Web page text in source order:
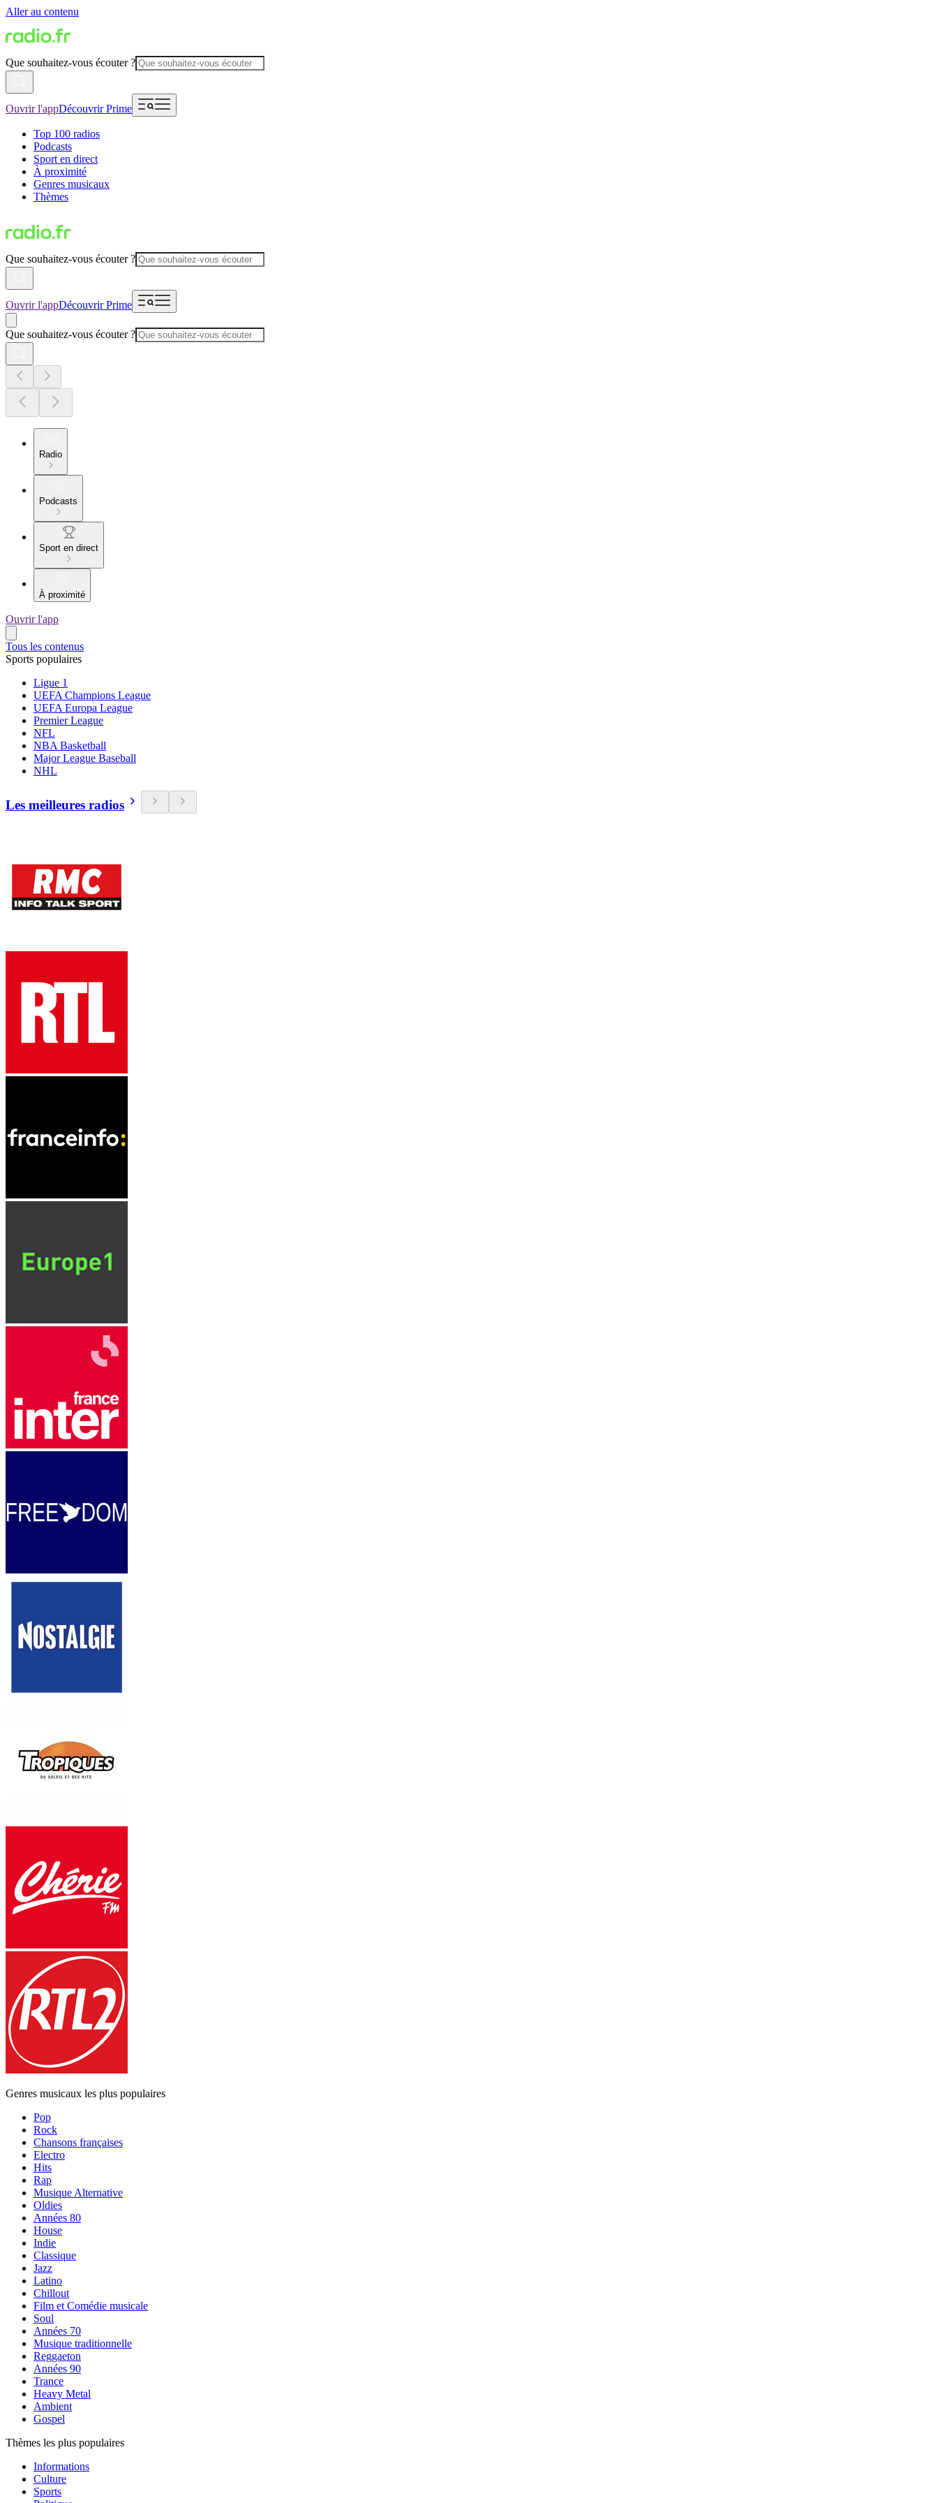
Aller au contenu
Que souhaitez-vous écouter ?
Ouvrir l'appDécouvrir Prime
Top 100 radios
Podcasts
Sport en direct
À proximité
Genres musicaux
Thèmes
Que souhaitez-vous écouter ?
Ouvrir l'appDécouvrir Prime
Que souhaitez-vous écouter ?
Radio
Podcasts
Sport en direct
À proximité
Ouvrir l'app
Tous les contenus
Sports populaires
Ligue 1
UEFA Champions League
UEFA Europa League
Premier League
NFL
NBA Basketball
Major League Baseball
NHL
Les meilleures radios
Genres musicaux les plus populaires
Pop
Rock
Chansons françaises
Electro
Hits
Rap
Musique Alternative
Oldies
Années 80
House
Indie
Classique
Jazz
Latino
Chillout
Film et Comédie musicale
Soul
Années 70
Musique traditionnelle
Reggaeton
Années 90
Trance
Heavy Metal
Ambient
Gospel
Thèmes les plus populaires
Informations
Culture
Sports